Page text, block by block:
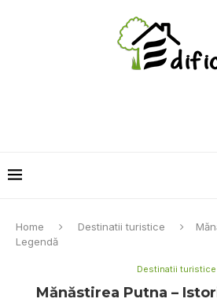
Home Destinatii turistice
Legendă
Destinatii turistice
Mănăstirea Putna –